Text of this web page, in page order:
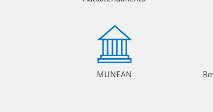
MUNEAN